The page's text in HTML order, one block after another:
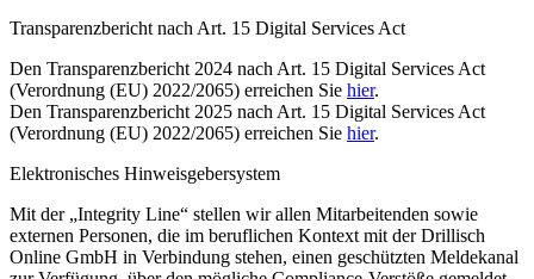
Transparenzbericht nach Art. 15 Digital Services Act
Den Transparenzbericht 2024 nach Art. 15 Digital Services Act
(Verordnung (EU) 2022/2065) erreichen Sie hier.
Den Transparenzbericht 2025 nach Art. 15 Digital Services Act
(Verordnung (EU) 2022/2065) erreichen Sie hier.
Elektronisches Hinweisgebersystem
Mit der „Integrity Line“ stellen wir allen Mitarbeitenden sowie
externen Personen, die im beruflichen Kontext mit der Drillisch
Online GmbH in Verbindung stehen, einen geschützten Meldekanal